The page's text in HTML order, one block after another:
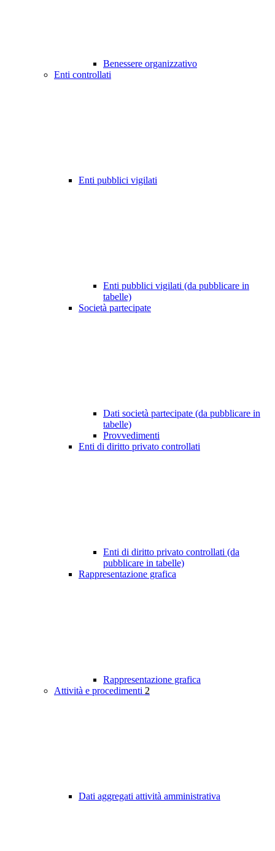
Benessere organizzativo
Enti controllati
Enti pubblici vigilati
Enti pubblici vigilati (da pubblicare in
tabelle)
Società partecipate
Dati società partecipate (da pubblicare in
tabelle)
Provvedimenti
Enti di diritto privato controllati
Enti di diritto privato controllati (da
pubblicare in tabelle)
Rappresentazione grafica
Rappresentazione grafica
Attività e procedimenti 2
Dati aggregati attività amministrativa